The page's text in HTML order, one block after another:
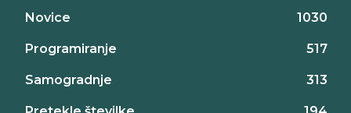
Novice 1030
Programiranje 517
Samogradnje 313